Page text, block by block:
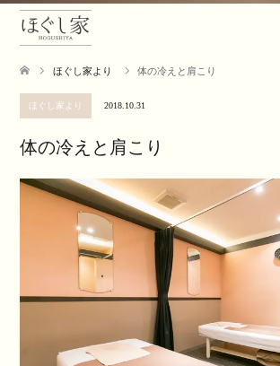
ほぐし家より 体の冷えと肩こり
ほぐし家より 2018.10.31
体の冷えと肩こり